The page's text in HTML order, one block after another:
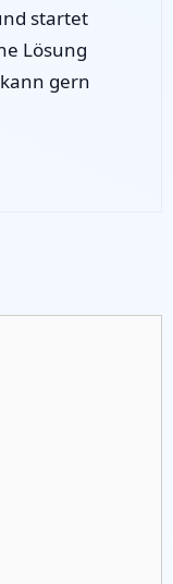
startet
Lösung
gern